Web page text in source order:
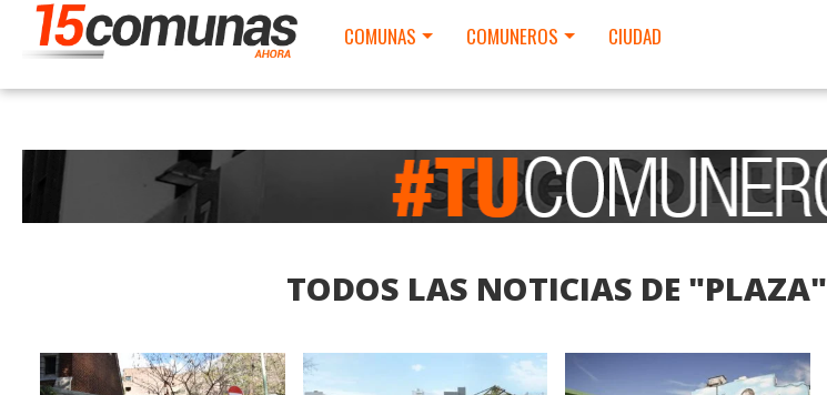
COMUNAS COMUNEROS CIUDAD
TODOS LAS NOTICIAS DE "PLAZA"